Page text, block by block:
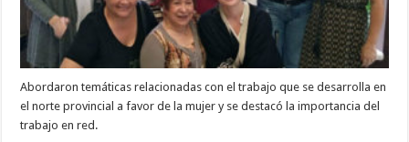
mesa
de
gestión
en
Tartagal
Abordaron temáticas relacionadas con el trabajo que se desarrolla en
el norte provincial a favor de la mujer y se destacó la importancia del
trabajo en red.